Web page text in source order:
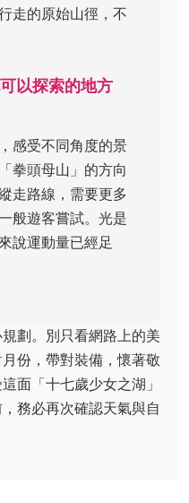
走的原始山徑，不
以探索的地方
感受不同角度的景
拳頭母山」的方向
走路線，需要更多
般遊客嘗試。光是
說運動量已經足
劃。別只看網路上的美
份，帶對裝備，懷著敬
面「十七歲少女之湖」
務必再次確認天氣與自